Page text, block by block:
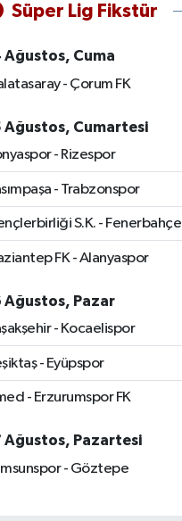
Süper Lig Fikstür
Ağustos, Cuma
- Çorum FK
Ağustos, Cumartesi
- Rizespor
- Trabzonspor
S.K. - Fenerbahçe
FK - Alanyaspor
Ağustos, Pazar
- Kocaelispor
- Eyüpspor
- Erzurumspor FK
Ağustos, Pazartesi
- Göztepe